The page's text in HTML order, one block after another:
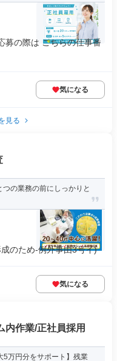
募の際は こちらの仕事番
気になる
見る
の業務の前にしっかりと
のため-例外事由3号イ)
気になる
内作業/正社員採用
5万円分をサポート】残業